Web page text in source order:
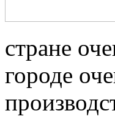
стране
городе